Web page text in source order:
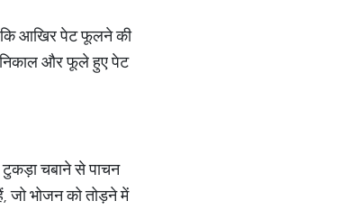
कि आखिर पेट फूलने की
और फूले हुए पेट
चबाने से पाचन
जो भोजन को तोड़ने में